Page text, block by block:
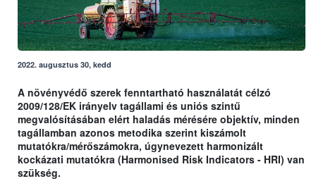
2022. augusztus 30, kedd
A növényvédő szerek fenntartható használatát célzó
2009/128/EK irányelv tagállami és uniós szintű
megvalósításában elért haladás mérésére objektív, minden
tagállamban azonos metodika szerint kiszámolt
mutatókra/mérőszámokra, úgynevezett harmonizált
kockázati mutatókra (Harmonised Risk Indicators - HRI) van
szükség.